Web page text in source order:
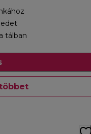
tálban